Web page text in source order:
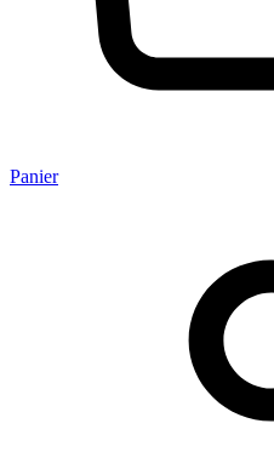
Panier